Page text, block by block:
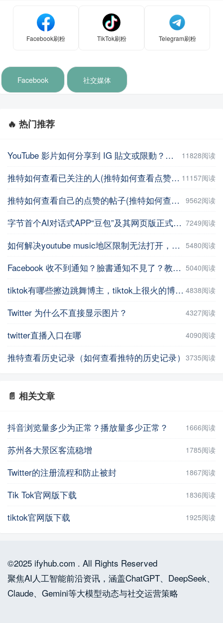
Facebook刷粉 TikTok刷粉 Telegram刷粉
Facebook 社交媒体
🔥 热门推荐
YouTube 影片如何分享到 IG 貼文或限動？教你用這招【Facebook教程】 11828阅读
推特如何查看已关注的人(推特如何查看点赞记录) 11157阅读
推特如何查看自己的点赞的帖子(推特如何查看自己的点赞的帖子数量 ) 9562阅读
字节首个AI对话式APP“豆包”及其网页版正式上线 7249阅读
如何解决youtube music地区限制无法打开，并在手机上进行下载操作 5480阅读
Facebook 收不到通知？臉書通知不見了？教你5招輕鬆解決 | iPhoneTipSo 5040阅读
tiktok有哪些擦边跳舞博主，tiktok上很火的博主盘点 4838阅读
Twitter 为什么不直接显示图片？ 4327阅读
twitter直播入口在哪 4090阅读
推特查看历史记录（如何查看推特的历史记录） 3735阅读
📄 相关文章
抖音浏览量多少为正常？播放量多少正常？ 1666阅读
苏州各大景区客流稳增 1785阅读
Twitter的注册流程和防止被封 1867阅读
Tik Tok官网版下载 1836阅读
tiktok官网版下载 1925阅读
©2025 ifyhub.com . All Rights Reserved
聚焦AI人工智能前沿资讯，涵盖ChatGPT、DeepSeek、
Claude、Gemini等大模型动态与社交运营策略